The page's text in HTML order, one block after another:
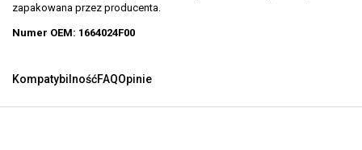
zapakowana przez producenta.
Numer OEM: 1664024F00
KompatybilnośćFAQOpinie